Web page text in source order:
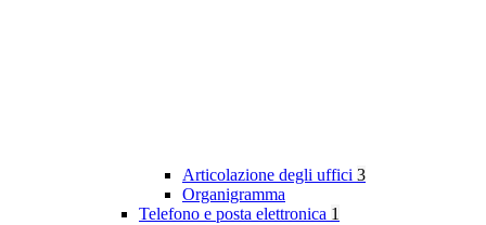
Articolazione degli uffici 3
Organigramma
Telefono e posta elettronica 1